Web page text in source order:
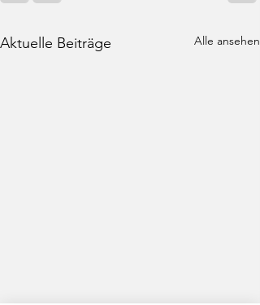
Aktuelle Beiträge Alle ansehen